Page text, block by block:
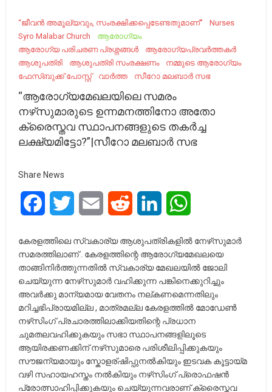
“ജീവന്‍ അമൂല്യവും, സംരക്ഷിക്കപ്പെടേണ്ടതുമാണ്”
Nurses
Syro Malabar Church
ആരോഗ്യം
ആരോഗ്യ പരിചരണ പ്രശ്നങ്ങൾ
ആരോഗ്യപ്രവർത്തകർ
ആശുപത്രി
ആശുപത്രി സംരക്ഷണം
നമ്മുടെ ആരോഗ്യം
ഫേസ്ബുക്ക് പോസ്റ്റ്
വാർത്ത സീറോ മലബാർ സഭ
“ആരോഗ്യമേഖലയിലെ സമരം
നഴ്‌സുമാരുടെ ഉന്നമനത്തിനോ അതോ
ക്രൈസ്തവ സ്ഥാപനങ്ങളുടെ തകർച്ച
ലക്ഷ്യമിട്ടോ?”|സീറോ മലബാർ സഭ
Share News
FacebookTwitter Email Reddit LinkedIn
കേരളത്തിലെ സ്വകാര്യ ആശുപത്രികളിൽ നേഴ്‌സുമാർ
സമരത്തിലാണ് . കേരളത്തിന്റെ ആരോഗ്യമേഖലയെ
താങ്ങിനിർത്തുന്നതിൽ സ്വകാര്യ മേഖലയിൽ ജോലി
ചെയ്യുന്ന നേഴ്‌സുമാർ വഹിക്കുന്ന പങ്കിനെക്കുറിച്ചും
അവർക്കു മാന്യമായ വേതനം നല്കണമെന്നതിലും
മറിച്ചഭിപ്രായമില്ല , മാത്രമല്ല കേരളത്തിൽ മോഡേൺ
നഴ്‌സിംഗ് പ്രചാരത്തിലാക്കിയതിന്റെ പ്രധാന
ചുമതലവഹിക്കുകയും സഭാ സ്ഥാപനങ്ങളിലൂടെ
ആയിരക്കണക്കിന് നഴ്‌സുമാരെ പരിശീലിപ്പിക്കുകയും
സൗജന്യമായും സ്കോളര്ഷിപ്പുനൽകിയും ഇടവക കൂട്ടായ്മ
വഴി സഹായഹസ്തം നൽകിയും നഴ്‌സിംഗ് പ്രൊഫഷൻ
പ്രോത്സാഹിപ്പിക്കുകയും ചെയ്യുന്നവരാണ് ക്രൈസ്തവ